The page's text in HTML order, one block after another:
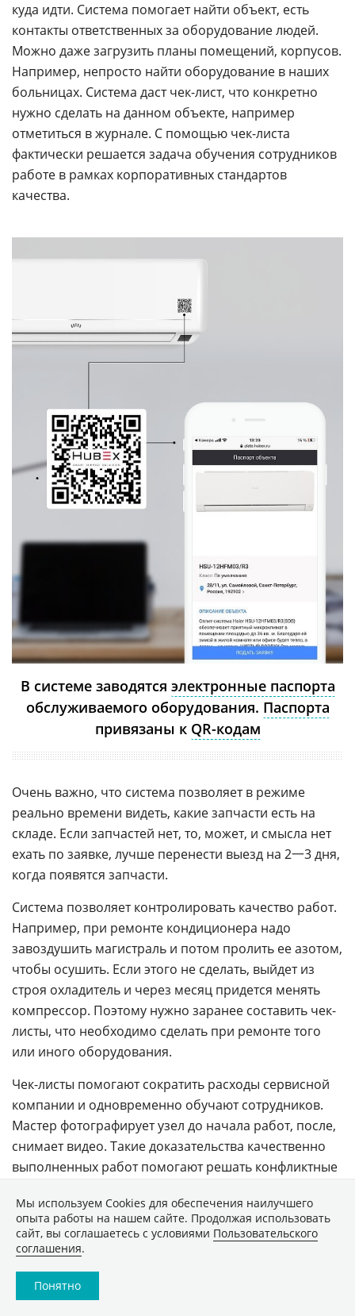
куда идти. Система помогает найти объект, есть
контакты ответственных за оборудование людей.
Можно даже загрузить планы помещений, корпусов.
Например, непросто найти оборудование в наших
больницах. Система даст чек-лист, что конкретно
нужно сделать на данном объекте, например
отметиться в журнале. С помощью чек-листа
фактически решается задача обучения сотрудников
работе в рамках корпоративных стандартов
качества.
В системе заводятся электронные паспорта
обслуживаемого оборудования. Паспорта
привязаны к QR-кодам
Очень важно, что система позволяет в режиме
реально времени видеть, какие запчасти есть на
складе. Если запчастей нет, то, может, и смысла нет
ехать по заявке, лучше перенести выезд на 2一3 дня,
когда появятся запчасти.
Система позволяет контролировать качество работ.
Например, при ремонте кондиционера надо
завоздушить магистраль и потом пролить ее азотом,
чтобы осушить. Если этого не сделать, выйдет из
строя охладитель и через месяц придется менять
компрессор. Поэтому нужно заранее составить чек-
листы, что необходимо сделать при ремонте того
или иного оборудования.
Чек-листы помогают сократить расходы сервисной
компании и одновременно обучают сотрудников.
Мастер фотографирует узел до начала работ, после,
снимает видео. Такие доказательства качественно
выполненных работ помогают решать конфликтные
помогает заполнить акт в соответствии с
корпоративными требованиями клиента, например
добавить производственные характеристики
оборудования сразу после ремонта.
Когда заявки отработаны, мастер должен по ним
Мы используем Сookies для обеспечения наилучшего
опыта работы на нашем сайте. Продолжая использовать
сайт, вы соглашаетесь с условиями Пользовательского
соглашения.
Понятно